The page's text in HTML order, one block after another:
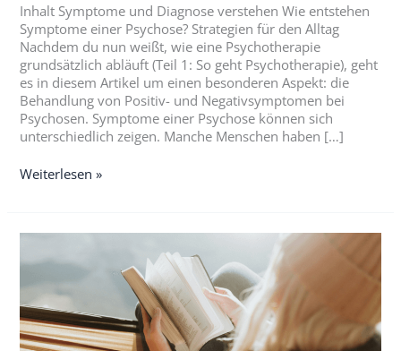
Inhalt Symptome und Diagnose verstehen Wie entstehen
Symptome einer Psychose? Strategien für den Alltag
Nachdem du nun weißt, wie eine Psychotherapie
grundsätzlich abläuft (Teil 1: So geht Psychotherapie), geht
es in diesem Artikel um einen besonderen Aspekt: die
Behandlung von Positiv- und Negativsymptomen bei
Psychosen. Symptome einer Psychose können sich
unterschiedlich zeigen. Manche Menschen haben […]
Weiterlesen »
und
Negativsymptome
erklärt